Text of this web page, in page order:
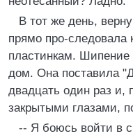
В тот же день,
прямо про-
пластинкам.
дом. Она поставила
двадцать один раз и,
закрытыми глазами,
-- Я боюсь войти в